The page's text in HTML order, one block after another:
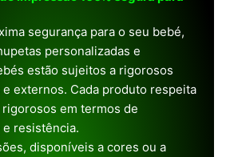
segurança para o seu bebé,
personalizadas e
estão sujeitos a rigorosos
externos. Cada produto respeita
em termos de
resistência.
disponíveis a cores ou a